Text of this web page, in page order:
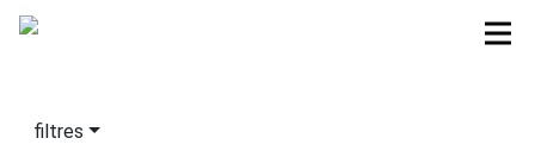
filtres